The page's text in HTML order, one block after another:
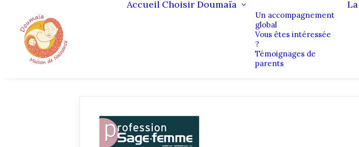
Accueil Choisir Doumaïa
Un accompagnement
global
Vous êtes intéressée
?
Témoignages de
parents